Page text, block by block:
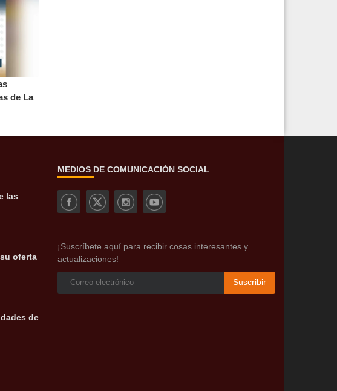
de La
las
oferta
de
MEDIOS DE COMUNICACIÓN SOCIAL
¡Suscríbete aquí para recibir cosas interesantes y
actualizaciones!
Suscribir